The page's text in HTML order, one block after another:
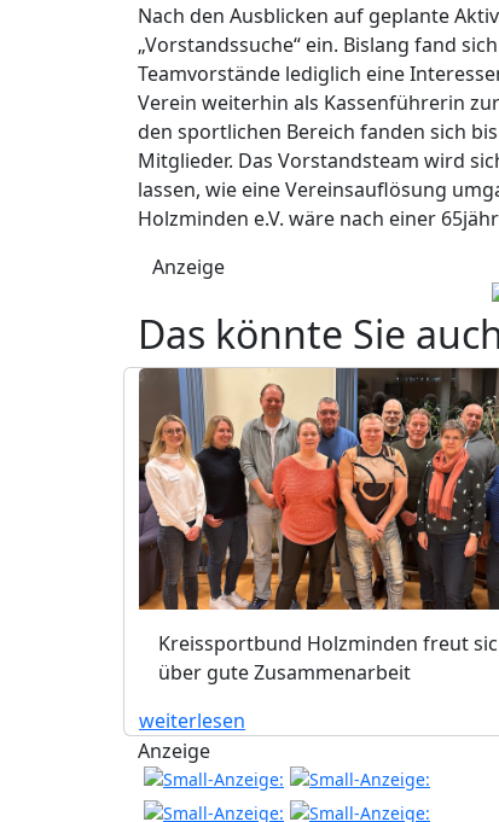
Nach den Ausblicken auf geplante
„Vorstandssuche“ ein. Bislang fand
Teamvorstände lediglich eine
Verein weiterhin als Kassenführerin
den sportlichen Bereich fanden sich
Mitglieder. Das Vorstandsteam wird
lassen, wie eine Vereinsauflösung
Holzminden e.V. wäre nach einer
Anzeige
Das könnte Sie
Kreissportbund Holzminden freut
über gute Zusammenarbeit
weiterlesen
Anzeige